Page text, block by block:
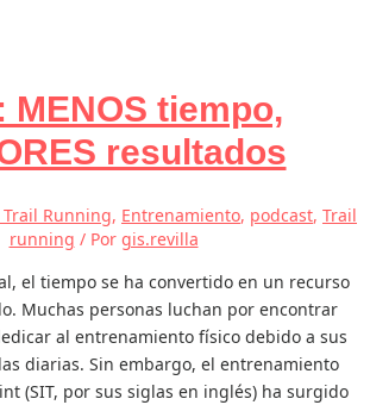
MENOS tiempo,
resultados
Running, Entrenamiento, podcast, Trail
running / Por gis.revilla
el tiempo se ha convertido en un recurso
Muchas personas luchan por encontrar
al entrenamiento físico debido a sus
diarias. Sin embargo, el entrenamiento
(SIT, por sus siglas en inglés) ha surgido